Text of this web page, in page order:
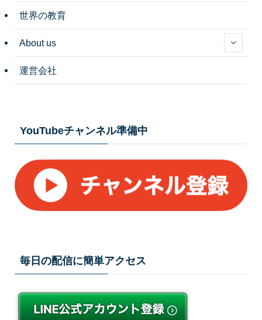
世界の教育
About us
運営会社
YouTubeチャンネル準備中
毎日の配信に簡単アクセス